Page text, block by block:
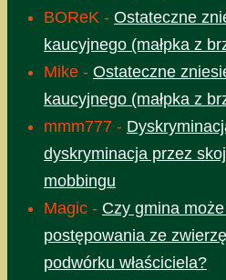
BOReK - Ostateczne
kaucyjnego (małpka z
Mike - Ostateczne
kaucyjnego (małpka z
mmm777 -
dyskryminacja przez
mobbingu
Magic - Czy gmina
postępowania ze
podwórku właściciela?